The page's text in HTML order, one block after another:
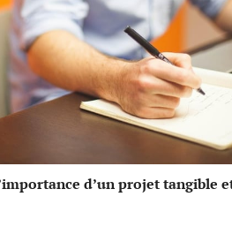
d’un projet tangible